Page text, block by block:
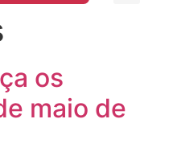
os
maio de